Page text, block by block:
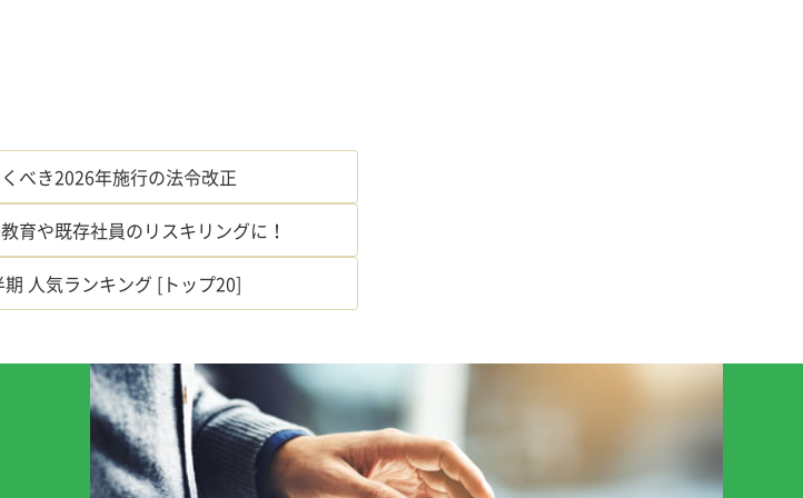
べき2026年施行の法令改正
育や既存社員のリスキリングに！
人気ランキング [トップ20]